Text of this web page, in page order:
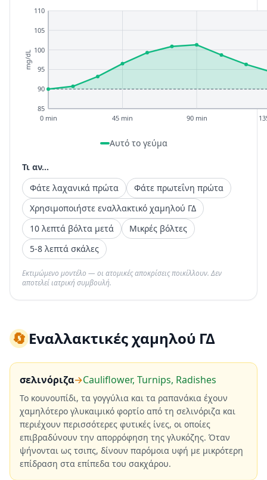
85
90
95
100
105
110
0 min 45 min 90 min
mg/dL
Αυτό το γεύμα
Τι αν...
Φάτε λαχανικά πρώτα
Φάτε πρωτεΐνη πρώτα
Χρησιμοποιήστε εναλλακτικό χαμηλού ΓΔ
10 λεπτά βόλτα μετά
Μικρές βόλτες
5-8 λεπτά σκάλες
Εκτιμώμενο μοντέλο — οι ατομικές αποκρίσεις ποικίλλουν. Δεν
αποτελεί ιατρική συμβουλή.
🔄Εναλλακτικές χαμηλού ΓΔ
σελινόριζα→Cauliflower, Turnips, Radishes
Το κουνουπίδι, τα γογγύλια και τα ραπανάκια έχουν
χαμηλότερο γλυκαιμικό φορτίο από τη σελινόριζα και
περιέχουν περισσότερες φυτικές ίνες, οι οποίες
επιβραδύνουν την απορρόφηση της γλυκόζης. Όταν
ψήνονται ως τσιπς, δίνουν παρόμοια υφή με μικρότερη
επίδραση στα επίπεδα του σακχάρου.